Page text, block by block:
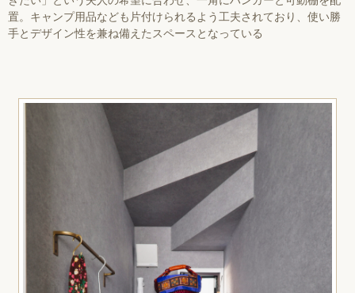
置。キャンプ用品なども片付けられるよう工夫されており、使い勝
手とデザイン性を兼ね備えたスペースとなっている